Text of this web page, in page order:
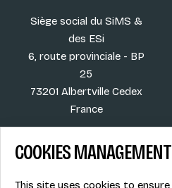
Siège social du SiMS &
des ESi
6, route provinciale - BP
25
73201 Albertville Cedex
France
COOKIES MANAGEMENT
This site uses cookies to